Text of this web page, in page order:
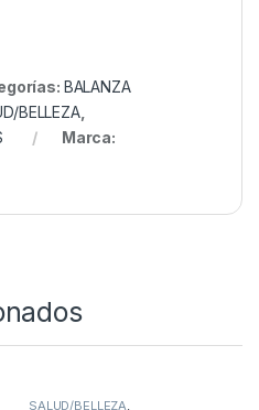
BALANZA
BELLEZA,
Marca:
SALUD/BELLEZA